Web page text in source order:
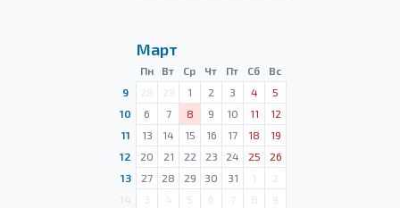
Март
Пн Вт Ср Чт Пт Сб
Вс
9
28 29 1 2 3 4
5
10
6 7 8 9 10 11
12
11
13 14 15 16 17 18
19
12
20 21 22 23 24 25
26
13
27 28 29 30 31 1
2
3 4 5 6 7 8 9